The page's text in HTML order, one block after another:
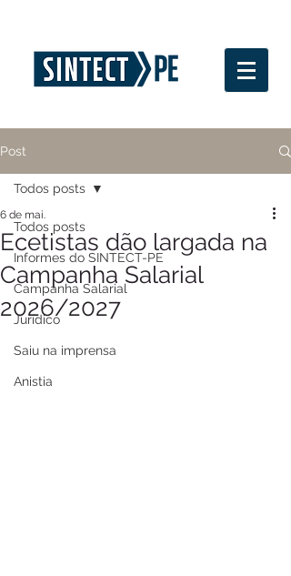
Post
Todos posts
Informes do SINTECT-PE
Campanha Salarial
Jurídico
Saiu na imprensa
Anistia
Todos posts
Ecetistas dão largada na
Campanha Salarial
2026/2027
6 de mai.